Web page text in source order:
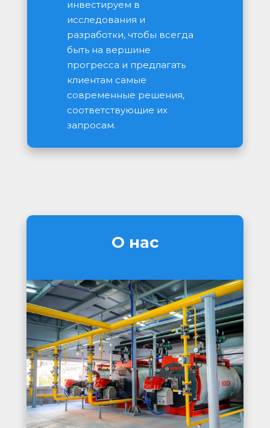
инвестируем в
исследования и
разработки, чтобы всегда
быть на вершине
прогресса и предлагать
клиентам самые
современные решения,
соответствующие их
запросам.
О нас